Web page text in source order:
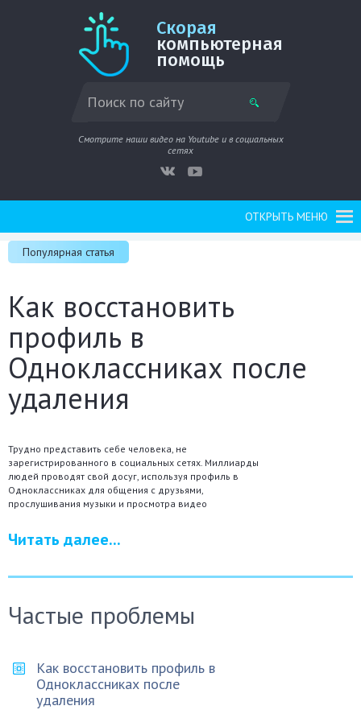
Скорая
компьютерная
помощь
Смотрите наши видео на Youtube и в социальных
сетях
ОТКРЫТЬ МЕНЮ
Популярная статья
Как восстановить
профиль в
Одноклассниках после
удаления
Трудно представить себе человека, не
зарегистрированного в социальных сетях. Миллиарды
людей проводят свой досуг, используя профиль в
Одноклассниках для общения с друзьями,
прослушивания музыки и просмотра видео
Читать далее...
Частые проблемы
Как восстановить профиль в
Одноклассниках после
удаления